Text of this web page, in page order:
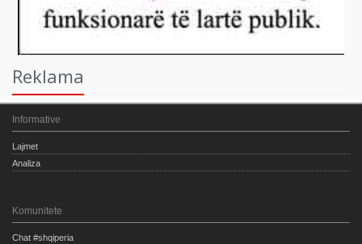
Reklama
Informative
Lajmet
Analiza
Komunitete
Chat #shqiperia